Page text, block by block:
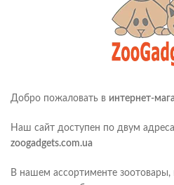
Добро пожаловать в интернет-
Наш сайт доступен по двум
zoogadgets.com.ua
В нашем ассортименте